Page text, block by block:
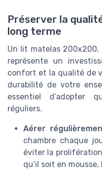
Préserver la
long terme
Un lit matelas 200x200,
représente un
confort et la qualité de
durabilité de votre
essentiel d’adopter
réguliers.
Aérer
chambre chaque
éviter la
qu’il soit en